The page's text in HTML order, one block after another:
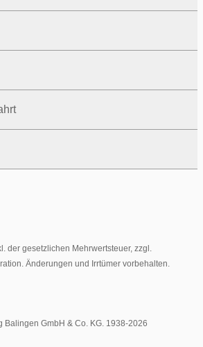
der gesetzlichen Mehrwertsteuer, zzgl.
Änderungen und Irrtümer vorbehalten.
Balingen GmbH & Co. KG. 1938-2026